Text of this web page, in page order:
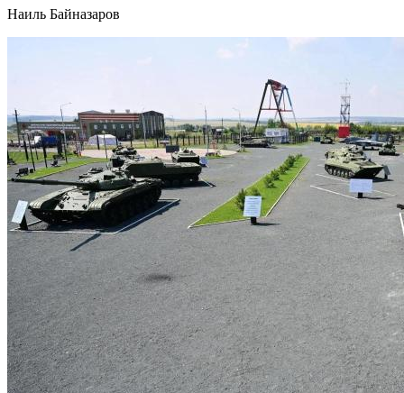
Наиль Байназаров